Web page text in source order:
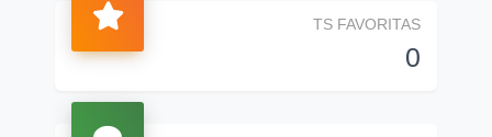
TS FAVORITAS
0